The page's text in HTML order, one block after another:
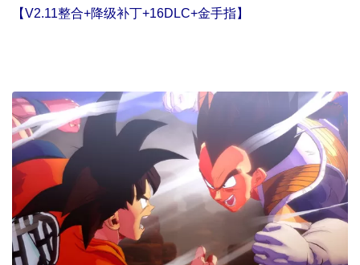
【V2.11整合+降级补丁+16DLC+金手指】